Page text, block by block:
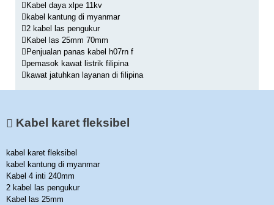
Kabel daya xlpe 11kv
kabel kantung di myanmar
2 kabel las pengukur
Kabel las 25mm 70mm
Penjualan panas kabel h07rn f
pemasok kawat listrik filipina
kawat jatuhkan layanan di filipina
Kabel karet fleksibel
kabel karet fleksibel
kabel kantung di myanmar
Kabel 4 inti 240mm
2 kabel las pengukur
Kabel las 25mm